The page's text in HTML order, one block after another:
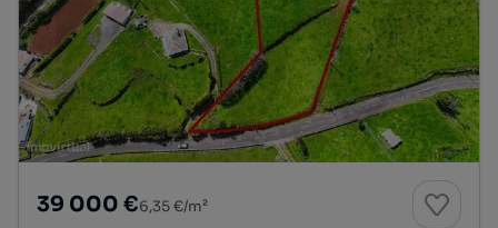
39 000 €6,35 €/m²